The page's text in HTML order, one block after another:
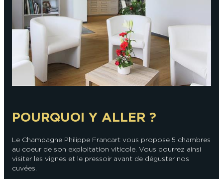
En solo Épicurien En famille
POURQUOI Y ALLER ?
Le Champagne Philippe Francart vous propose 5 chambres
au coeur de son exploitation viticole. Vous pourrez ainsi
visiter les vignes et le pressoir avant de déguster nos
cuvées.